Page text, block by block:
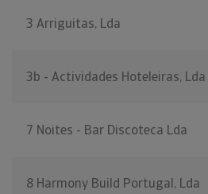
3 Arriguitas, Lda
3b - Actividades Hoteleiras, Lda
7 Noites - Bar Discoteca Lda
8 Harmony Build Portugal, Lda